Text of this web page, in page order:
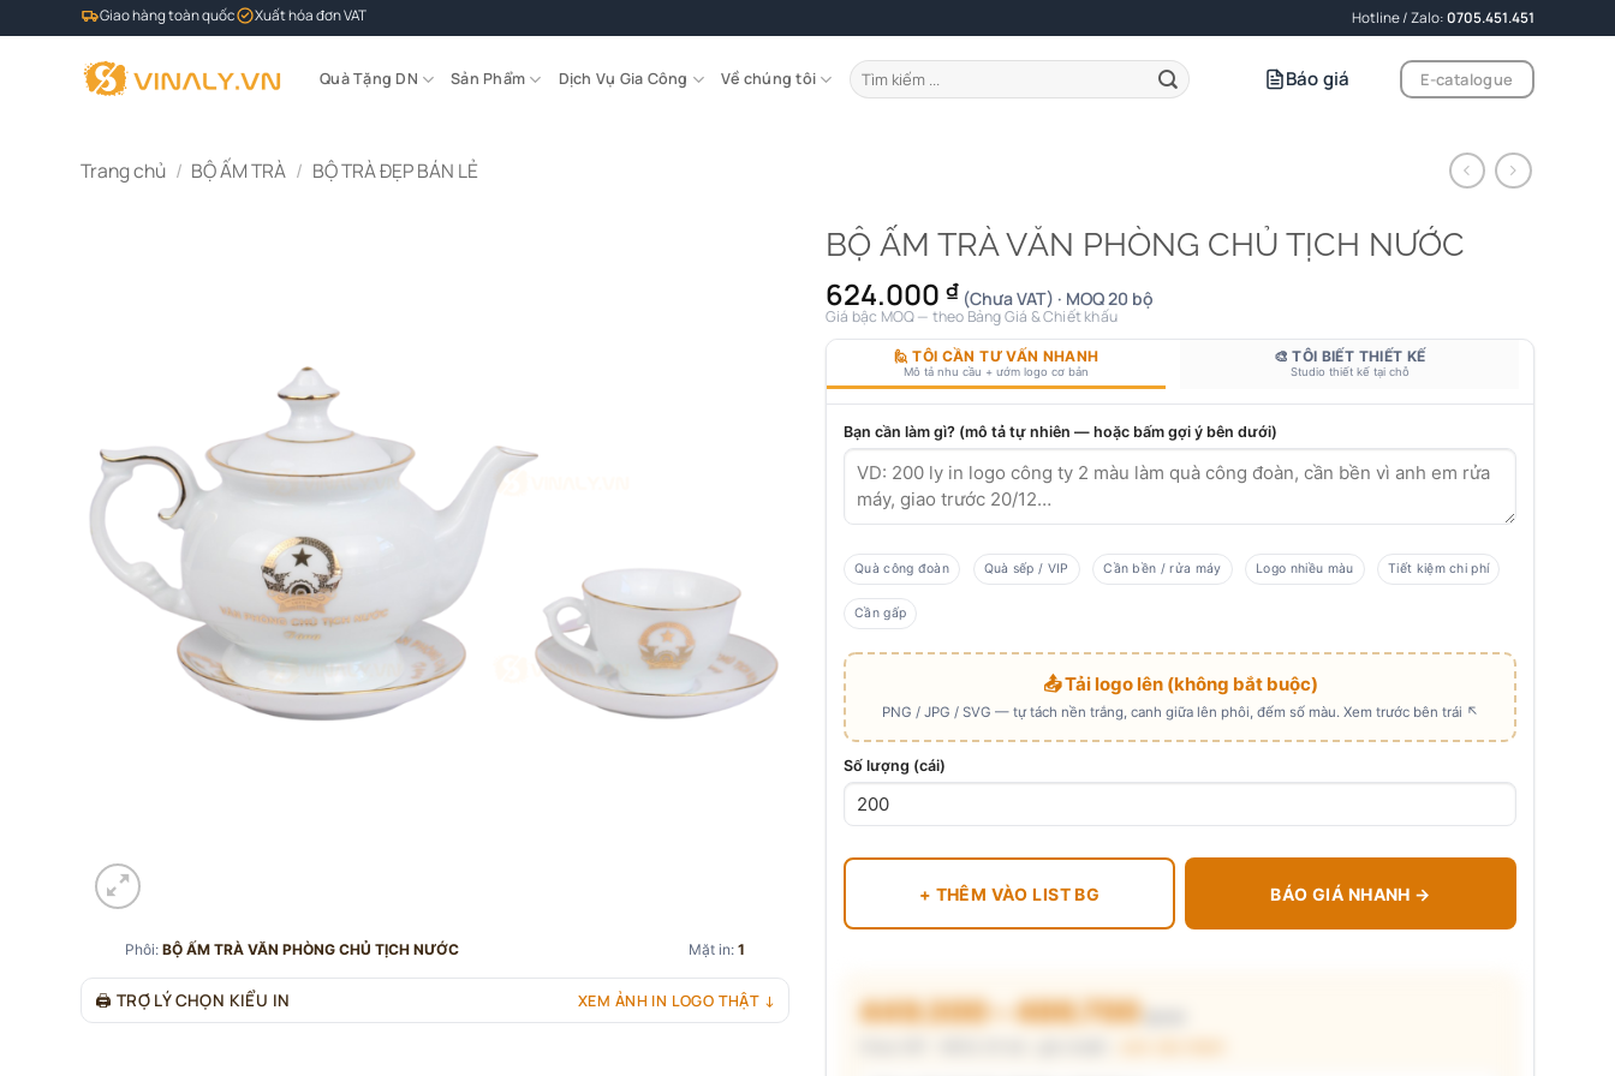
qua
Giao hàng toàn quốc Xuất hóa đơn VAT Hotline / Zalo:0705.451.451
Quà Tặng DN Sản Phẩm Dịch Vụ Gia Công Về chúng tôi
Tìm
kiếm:
Báo giá E-catalogue
Trang chủ / BỘ ẤM TRÀ / BỘ TRÀ ĐẸP BÁN LẺ
Phôi: BỘ ẤM TRÀ VĂN PHÒNG CHỦ TỊCH NƯỚC Mặt in: 1
🖨 TRỢ LÝ CHỌN KIỂU IN XEM ẢNH IN LOGO THẬT ↓
BỘ ẤM TRÀ VĂN PHÒNG CHỦ TỊCH NƯỚC
624.000 ₫ (Chưa VAT) · MOQ 20 bộ
Giá bậc MOQ — theo Bảng Giá & Chiết khấu
🙋 TÔI CẦN TƯ VẤN NHANH
Mô tả nhu cầu + ướm logo cơ bản
🎨 TÔI BIẾT THIẾT KẾ
Studio thiết kế tại chỗ
Bạn cần làm gì? (mô tả tự nhiên — hoặc bấm gợi ý bên dưới)
Quà công đoàn Quà sếp / VIP Cần bền / rửa máy Logo nhiều màu Tiết kiệm chi phí
Cần gấp
📤 Tải logo lên (không bắt buộc)
PNG / JPG / SVG — tự tách nền trắng, canh giữa lên phôi, đếm số màu. Xem trước bên trái ↖
Số lượng (cái)
+ THÊM VÀO LIST BG BÁO GIÁ NHANH →
449.300 – 486.700